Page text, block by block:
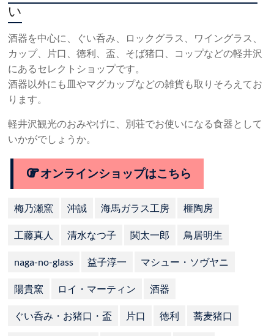
い
酒器を中心に、ぐい呑み、ロックグラス、ワイングラス、
カップ、片口、徳利、盃、そば猪口、コップなどの軽井沢
にあるセレクトショップです。
酒器以外にも皿やマグカップなどの雑貨も取りそろえてお
ります。
軽井沢観光のおみやげに、別荘でお使いになる食器として
いかがでしょうか。
オンラインショップはこちら
梅乃瀬窯 沖誠 海馬ガラス工房 榧陶房
工藤真人 清水なつ子 関太一郎 鳥居明生
naga-no-glass 益子淳一 マシュー・ソヴヤニ
陽貴窯 ロイ・マーティン 酒器
ぐい呑み・お猪口・盃 片口 徳利 蕎麦猪口